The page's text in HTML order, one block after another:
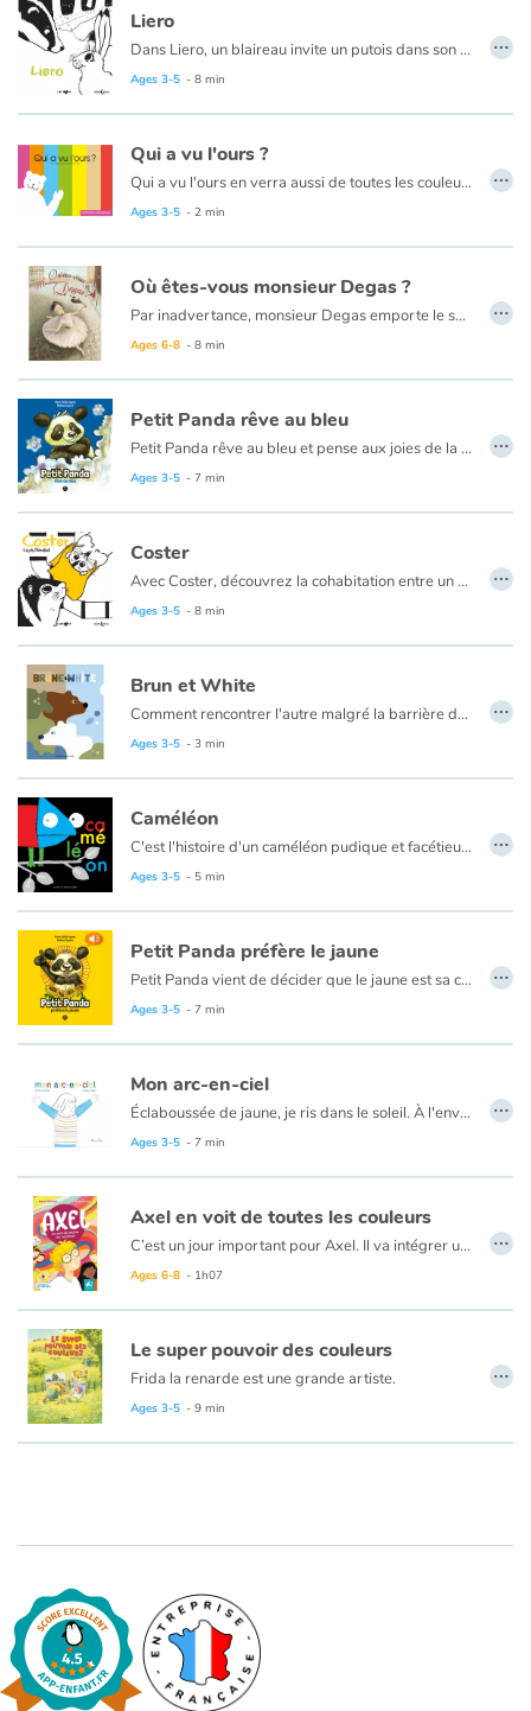
Liero
Dans Liero, un blaireau invite un putois dans son terrier.
Ages 3-5 - 8 min
…
Qui a vu l'ours ?
Qui a vu l'ours en verra aussi de toutes les couleurs. Ce kamishibaï, destiné aux tout petits, nous fait découvrir les couleurs par les facéties d'un ours blanc. L’intérêt de ce kamishibaï est de montrer non seulement les couleurs primaires mais aussi d'autres plus rares, le kaki, le moutarde, ainsi que les nuances.
Ages 3-5 - 2 min
…
Où êtes-vous monsieur Degas ?
Par inadvertance, monsieur Degas emporte le sac d'une danseuse à la place du sien. En essayant de le retrouver, celle-ci va rencontrer tour à tour Caillebotte, Monnet, Renoir et Mary Cassatt.
Ages 6-8 - 8 min
…
Petit Panda rêve au bleu
Petit Panda rêve au bleu et pense aux joies de la mer...
Ce livre est aussi disponible en anglais :
Ages 3-5 - 7 min
…
Coster
Avec Coster, découvrez la cohabitation entre un hamster hyperactif et un cochon d’Inde un poil pantouflard.
Ages 3-5 - 8 min
…
Brun et White
Comment rencontrer l'autre malgré la barrière de la langue ?
Le texte est en français et en anglais.
Ages 3-5 - 3 min
…
Caméléon
C'est l'histoire d'un caméléon pudique et facétieux.
Ages 3-5 - 5 min
…
Petit Panda préfère le jaune
Petit Panda vient de décider que le jaune est sa couleur préférée. Pourquoi ? veut savoir Maman Panda. Petit Panda entreprend alors de lui énumérer toutes les raisons pour lesquelles le jaune est une couleur fantastique. Mais sa raison secrète, toutefois, il ne la révélera qu'à toi ! Plongez sans tarder dans l'univers drôle et poétique de Petit Panda découvre les couleurs, une série de livres narrés et animés pour les tout-petits.
Ce livre est aussi disponible en anglais :
Ages 3-5 - 7 min
…
Mon arc-en-ciel
Éclaboussée de jaune, je ris dans le soleil. À l'envers dans l'herbe verte, maman me confond avec le gazon.
Ages 3-5 - 7 min
…
Axel en voit de toutes les couleurs
C’est un jour important pour Axel. Il va intégrer une classe pour la première fois de sa vie, juste avant Noël. Accompagné de sa précieuse Joséphine, il est 100 % prêt à percevoir à sa manière ce nouvel environnement. Petit garçon curieux, il est bien décidé à faire des découvertes colorées avec à ses côtés son chien Juju et ses nouveaux amis.
Ages 6-8 - 1h07
…
Le super pouvoir des couleurs
Frida la renarde est une grande artiste.
Fanny Joly prend haut la main la plume et le relais de Didier Lévy dans cette série d'albums qui met en scène des prédateurs et leur victime unis pour le meilleur et pour le pire grâce aux bienfaits de la culture: livres, art, musique...
Ages 3-5 - 9 min
…